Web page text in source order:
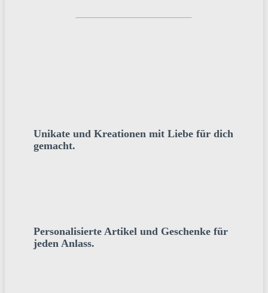
Unikate und Kreationen mit Liebe für dich
gemacht.
Personalisierte Artikel und Geschenke für
jeden Anlass.